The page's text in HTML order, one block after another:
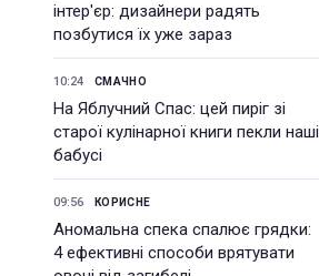
інтер'єр: дизайнери радять
позбутися їх уже зараз
10:24 СМАЧНО
На Яблучний Спас: цей пиріг зі
старої кулінарної книги пекли наші
бабусі
09:56 КОРИСНЕ
Аномальна спека спалює грядки:
4 ефективні способи врятувати